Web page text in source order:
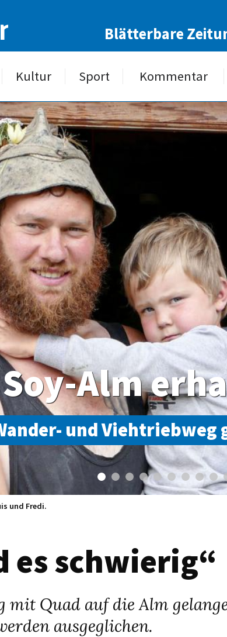
Blätterbare
Kultur Sport Kommentar
Alm
und Viehtriebweg
und Fredi.
es schwierig“
Quad auf die Alm
ausgeglichen.